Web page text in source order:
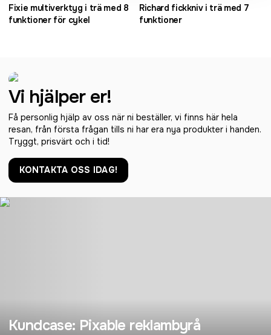
Fixie multiverktyg i trä med 8
funktioner för cykel
Richard fickkniv i trä med 7
funktioner
Vi hjälper er!
Få personlig hjälp av oss när ni beställer, vi finns här hela
resan, från första frågan tills ni har era nya produkter i handen.
Tryggt, prisvärt och i tid!
KONTAKTA OSS IDAG!
Kundcase: Pixable reklambyrå